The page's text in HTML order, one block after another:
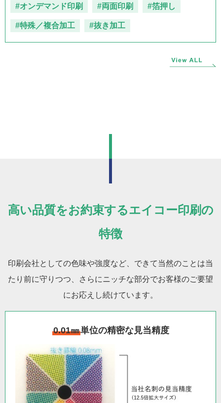
#オンデマンド印刷 #両面印刷 #箔押し
#特殊／複合加工 #抜き加工
高い品質をお約束するエイコー印刷の
特徴
印刷会社としての色味や強度など、できて当然のことは当
たり前に守りつつ、さらにニッチな部分でお客様のご要望
にお応えし続けています。
0.01㎜単位の精密な見当精度